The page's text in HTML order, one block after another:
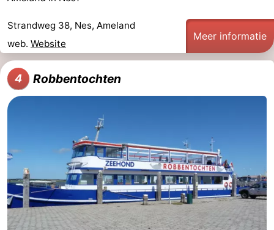
Strandweg 38, Nes, Ameland
web. Website
Meer informatie
4 Robbentochten